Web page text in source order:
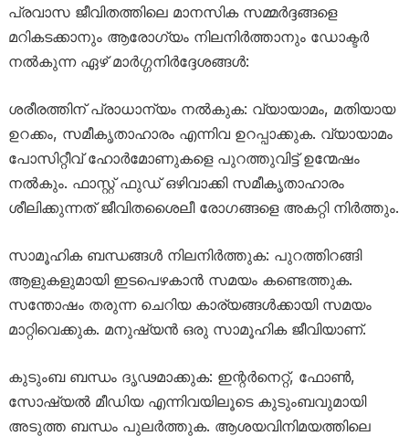
പ്രവാസ ജീവിതത്തിലെ മാനസിക സമ്മർദ്ദങ്ങളെ
മറികടക്കാനും ആരോഗ്യം നിലനിർത്താനും ഡോക്ടർ
നൽകുന്ന ഏഴ് മാർഗ്ഗനിർദ്ദേശങ്ങൾ:
ശരീരത്തിന് പ്രാധാന്യം നൽകുക: വ്യായാമം, മതിയായ
ഉറക്കം, സമീകൃതാഹാരം എന്നിവ ഉറപ്പാക്കുക. വ്യായാമം
പോസിറ്റീവ് ഹോർമോണുകളെ പുറത്തുവിട്ട് ഉന്മേഷം
നൽകും. ഫാസ്റ്റ് ഫുഡ് ഒഴിവാക്കി സമീകൃതാഹാരം
ശീലിക്കുന്നത് ജീവിതശൈലീ രോഗങ്ങളെ അകറ്റി നിർത്തും.
സാമൂഹിക ബന്ധങ്ങൾ നിലനിർത്തുക: പുറത്തിറങ്ങി
ആളുകളുമായി ഇടപെഴകാൻ സമയം കണ്ടെത്തുക.
സന്തോഷം തരുന്ന ചെറിയ കാര്യങ്ങൾക്കായി സമയം
മാറ്റിവെക്കുക. മനുഷ്യൻ ഒരു സാമൂഹിക ജീവിയാണ്.
കുടുംബ ബന്ധം ദൃഢമാക്കുക: ഇന്റർനെറ്റ്, ഫോൺ,
സോഷ്യൽ മീഡിയ എന്നിവയിലൂടെ കുടുംബവുമായി
അടുത്ത ബന്ധം പുലർത്തുക. ആശയവിനിമയത്തിലെ